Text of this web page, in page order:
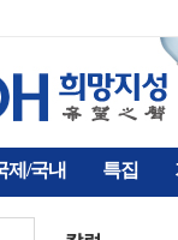
제/국내 특집